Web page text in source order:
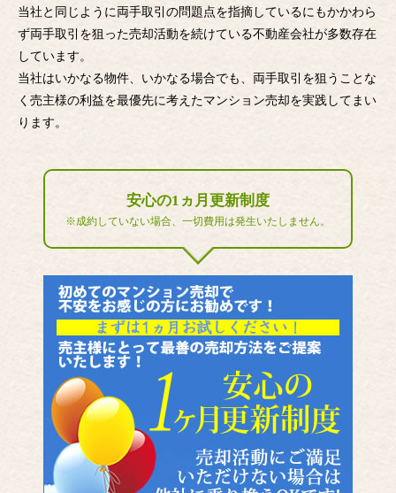
当社と同じように両手取引の問題点を指摘しているにもかかわら
ず両手取引を狙った売却活動を続けている不動産会社が多数存在
しています。
当社はいかなる物件、いかなる場合でも、両手取引を狙うことな
く売主様の利益を最優先に考えたマンション売却を実践してまい
ります。
安心の1ヵ月更新制度
※成約していない場合、一切費用は発生いたしません。